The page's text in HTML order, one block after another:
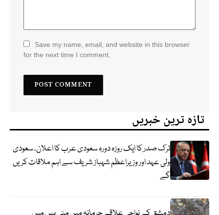
Save my name, email, and website in this browser
for the next time I comment.
تازہ ترین خبریں
ترک صدر کا ایک روزہ دورہ سعودی عرب کا اعلان، سعودی
ولی عہد اور وزیراعظم شہباز شریف سے اہم ملاقات کریں
گے